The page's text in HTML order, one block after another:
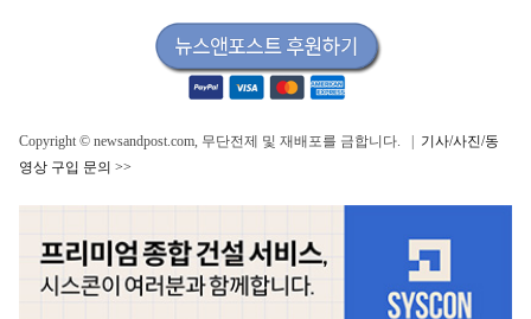
Copyright © newsandpost.com, 무단전제 및 재배포를 금합니다. | 기사/사진/동
영상 구입 문의 >>